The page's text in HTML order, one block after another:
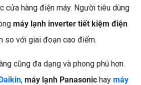
cửa hàng điện máy. Người tiêu dùng
máy lạnh inverter tiết kiệm điện
so với giai đoạn cao điểm.
cũng đa dạng và phong phú hơn.
, máy lạnh Panasonichay máy